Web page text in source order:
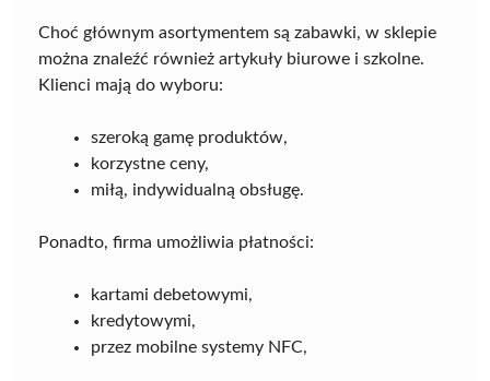
Choć głównym asortymentem są zabawki, w sklepie
można znaleźć również artykuły biurowe i szkolne.
Klienci mają do wyboru:
szeroką gamę produktów,
korzystne ceny,
miłą, indywidualną obsługę.
Ponadto, firma umożliwia płatności:
kartami debetowymi,
kredytowymi,
przez mobilne systemy NFC,